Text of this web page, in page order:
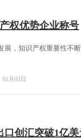
权优势企业称号
展，知识产权重要性
01月03日
口创汇突破1亿